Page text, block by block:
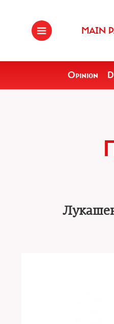
MAIN
Opinion